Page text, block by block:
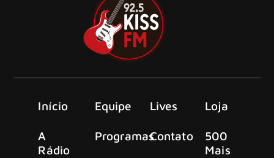
Início
A
Rádio
Equipe
Programas
Lives
Contato
Loja
500
Mais